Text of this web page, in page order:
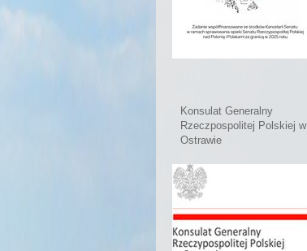
Konsulat Generalny
Rzeczpospolitej Polskiej w
Ostrawie